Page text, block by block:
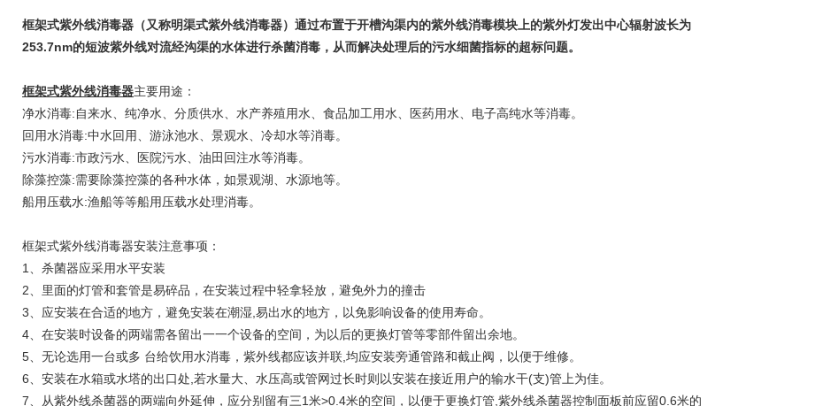
框架式紫外线消毒器（又称明渠式紫外线消毒器）通过布置于开槽沟渠内的紫外线消毒模块上的紫外灯发出中心辐射波长为
253.7nm的短波紫外线对流经沟渠的水体进行杀菌消毒，从而解决处理后的污水细菌指标的超标问题。
框架式紫外线消毒器主要用途：
净水消毒:自来水、纯净水、分质供水、水产养殖用水、食品加工用水、医药用水、电子高纯水等消毒。
回用水消毒:中水回用、游泳池水、景观水、冷却水等消毒。
污水消毒:市政污水、医院污水、油田回注水等消毒。
除藻控藻:需要除藻控藻的各种水体，如景观湖、水源地等。
船用压载水:渔船等等船用压载水处理消毒。
框架式紫外线消毒器安装注意事项：
1、杀菌器应采用水平安装
2、里面的灯管和套管是易碎品，在安装过程中轻拿轻放，避免外力的撞击
3、应安装在合适的地方，避免安装在潮湿,易出水的地方，以免影响设备的使用寿命。
4、在安装时设备的两端需各留出一一个设备的空间，为以后的更换灯管等零部件留出余地。
5、无论选用一台或多 台给饮用水消毒，紫外线都应该并联,均应安装旁通管路和截止阀，以便于维修。
6、安装在水箱或水塔的出口处,若水量大、水压高或管网过长时则以安装在接近用户的输水干(支)管上为佳。
7、从紫外线杀菌器的两端向外延伸，应分别留有三1米>0.4米的空间，以便于更换灯管,紫外线杀菌器控制面板前应留0.6米的